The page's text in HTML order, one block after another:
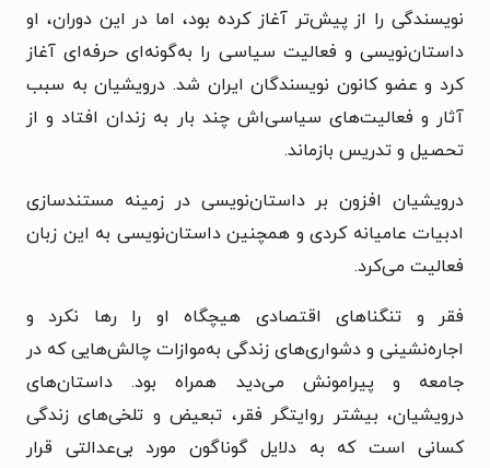
نویسندگی را از پیش‌تر آغاز کرده بود، اما در این دوران، او
داستان‌نویسی و فعالیت سیاسی را به‌گونه‌ای حرفه‌ای آغاز
کرد و عضو کانون نویسندگان ایران شد. درویشیان به سبب
آثار و فعالیت‌های سیاسی‌اش چند بار به زندان افتاد و از
تحصیل و تدریس بازماند.
درویشیان افزون بر داستان‌نویسی در زمینه مستندسازی
ادبیات عامیانه کردی و همچنین داستان‌نویسی به این زبان
فعالیت می‌کرد.
فقر و تنگناهای اقتصادی هیچگاه او را رها نکرد و
اجاره‌نشینی و دشواری‌های زندگی به‌موازات چالش‌هایی که در
جامعه و پیرامونش می‌دید همراه بود. داستان‌های
درویشیان، بیشتر روایتگر فقر، تبعیض و تلخی‌های زندگی
کسانی است که به دلایل گوناگون مورد بی‌عدالتی قرار